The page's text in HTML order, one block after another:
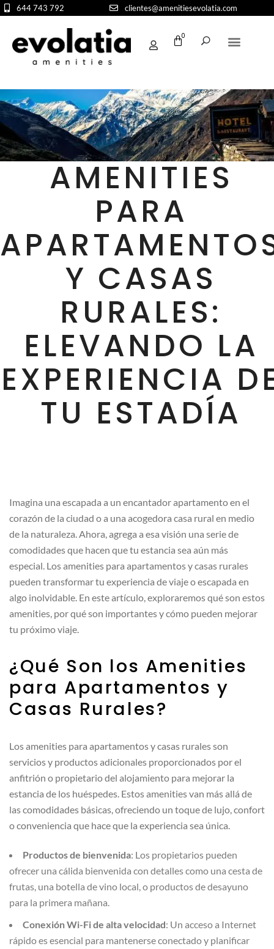
644 743 792 clientes@amenitiesevolatia.com
0
AMENITIES
PARA
Y CASAS
RURALES:
ELEVANDO LA
EXPERIENCIA
TU ESTADÍA
Imagina una escapada a un encantador apartamento en el
corazón de la ciudad o a una acogedora casa rural en medio
de la naturaleza. Ahora, agrega a esa visión una serie de
comodidades que hacen que tu estancia sea aún más
especial. Los amenities para apartamentos y casas rurales
pueden transformar tu experiencia de viaje o escapada en
algo inolvidable. En este artículo, exploraremos qué son estos
amenities, por qué son importantes y cómo pueden mejorar
tu próximo viaje.
¿Qué Son los Amenities
para Apartamentos y
Casas Rurales?
Los amenities para apartamentos y casas rurales son
servicios y productos adicionales proporcionados por el
anfitrión o propietario del alojamiento para mejorar la
estancia de los huéspedes. Estos amenities van más allá de
las comodidades básicas, ofreciendo un toque de lujo, confort
o conveniencia que hace que la experiencia sea única.
Productos de bienvenida: Los propietarios pueden
ofrecer una cálida bienvenida con detalles como una cesta de
frutas, una botella de vino local, o productos de desayuno
para la primera mañana.
Conexión Wi-Fi de alta velocidad: Un acceso a Internet
rápido es esencial para mantenerse conectado y planificar